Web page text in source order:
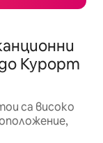
Курорт
са високо